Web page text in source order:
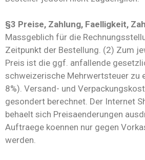
§3 Preise, Zahlung, Faelligkeit,
Massgeblich für die
Zeitpunkt der Bestellung. (2) Zum
Preis ist die ggf. anfallende
schweizerische Mehrwertsteuer zu
8%). Versand- und
gesondert berechnet. Der Internet
behaelt sich Preisaenderungen
Auftraege koennen nur gegen
werden.